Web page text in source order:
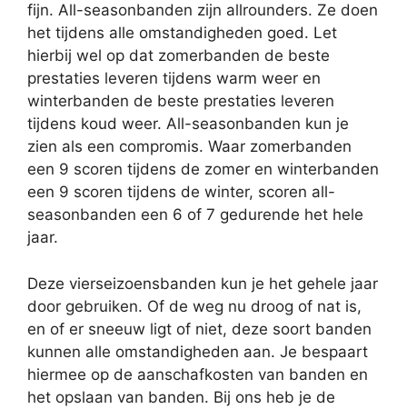
fijn. All-seasonbanden zijn allrounders. Ze doen
het tijdens alle omstandigheden goed. Let
hierbij wel op dat zomerbanden de beste
prestaties leveren tijdens warm weer en
winterbanden de beste prestaties leveren
tijdens koud weer. All-seasonbanden kun je
zien als een compromis. Waar zomerbanden
een 9 scoren tijdens de zomer en winterbanden
een 9 scoren tijdens de winter, scoren all-
seasonbanden een 6 of 7 gedurende het hele
jaar.
Deze vierseizoensbanden kun je het gehele jaar
door gebruiken. Of de weg nu droog of nat is,
en of er sneeuw ligt of niet, deze soort banden
kunnen alle omstandigheden aan. Je bespaart
hiermee op de aanschafkosten van banden en
het opslaan van banden. Bij ons heb je de